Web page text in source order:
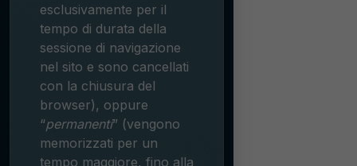
esclusivamente per il
tempo di durata della
sessione di navigazione
nel sito e sono cancellati
con la chiusura del
browser), oppure
“permanenti” (vengono
memorizzati per un
tempo maggiore, fino alla